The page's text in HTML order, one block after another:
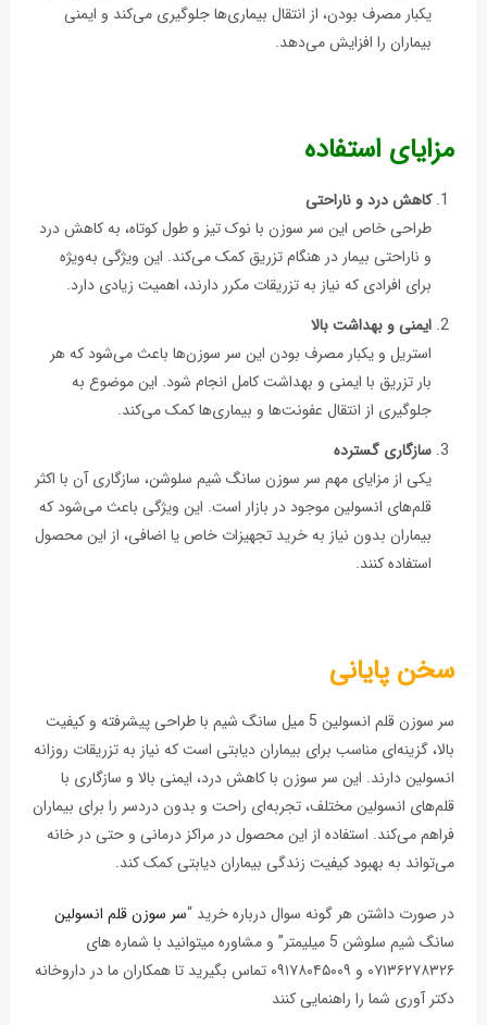
یکبار مصرف بودن، از انتقال بیماری‌ها جلوگیری می‌کند و ایمنی
بیماران را افزایش می‌دهد.
مزایای استفاده
کاهش درد و ناراحتی
طراحی خاص این سر سوزن با نوک تیز و طول کوتاه، به کاهش درد
و ناراحتی بیمار در هنگام تزریق کمک می‌کند. این ویژگی به‌ویژه
برای افرادی که نیاز به تزریقات مکرر دارند، اهمیت زیادی دارد.
ایمنی و بهداشت بالا
استریل و یکبار مصرف بودن این سر سوزن‌ها باعث می‌شود که هر
بار تزریق با ایمنی و بهداشت کامل انجام شود. این موضوع به
جلوگیری از انتقال عفونت‌ها و بیماری‌ها کمک می‌کند.
سازگاری گسترده
یکی از مزایای مهم سر سوزن سانگ شیم سلوشن، سازگاری آن با اکثر
قلم‌های انسولین موجود در بازار است. این ویژگی باعث می‌شود که
بیماران بدون نیاز به خرید تجهیزات خاص یا اضافی، از این محصول
استفاده کنند.
سخن پایانی
سر سوزن قلم انسولین 5 میل سانگ شیم با طراحی پیشرفته و کیفیت
بالا، گزینه‌ای مناسب برای بیماران دیابتی است که نیاز به تزریقات روزانه
انسولین دارند. این سر سوزن با کاهش درد، ایمنی بالا و سازگاری با
قلم‌های انسولین مختلف، تجربه‌ای راحت و بدون دردسر را برای بیماران
فراهم می‌کند. استفاده از این محصول در مراکز درمانی و حتی در خانه
می‌تواند به بهبود کیفیت زندگی بیماران دیابتی کمک کند.
در صورت داشتن هر گونه سوال درباره خرید “سر سوزن قلم انسولین
سانگ شیم سلوشن 5 میلیمتر” و مشاوره میتوانید با شماره های
۰۷۱۳۶۲۷۸۳۲۶ و ۰۹۱۷۸۰۴۵۰۰۹ تماس بگیرید تا همکاران ما در داروخانه
دکتر آوری شما را راهنمایی کنند